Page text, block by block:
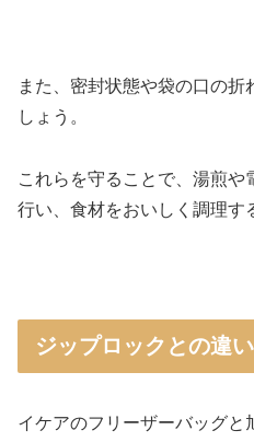
また、密封状態や袋の口の折
しょう。
これらを守ることで、湯煎や
行い、食材をおいしく調理す
ジップロックとの違い
イケアのフリーザーバッグと